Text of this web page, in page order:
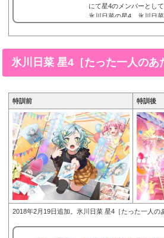
にて星4のメンバーとし
氷川日菜の星4、氷川日
技と評価のまとめです。
訓後ステータス名前 氷川
sレアリティ星4タイプ属
ォーマンス9,722最大テ...
氷川日菜 星4［たった一人のあ
特訓前 特訓後
2018年2月19日追加。氷川日菜 星4［たった一人の